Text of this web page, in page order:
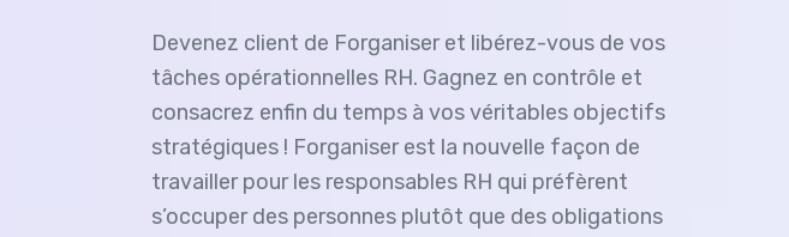
Devenez client de Forganiser et libérez-vous de vos
tâches opérationnelles RH. Gagnez en contrôle et
consacrez enfin du temps à vos véritables objectifs
stratégiques ! Forganiser est la nouvelle façon de
travailler pour les responsables RH qui préfèrent
s’occuper des personnes plutôt que des obligations